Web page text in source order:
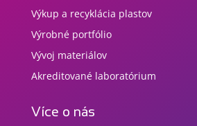
Výkup a recyklácia plastov
Výrobné portfólio
Vývoj materiálov
Akreditované laboratórium
Více o nás